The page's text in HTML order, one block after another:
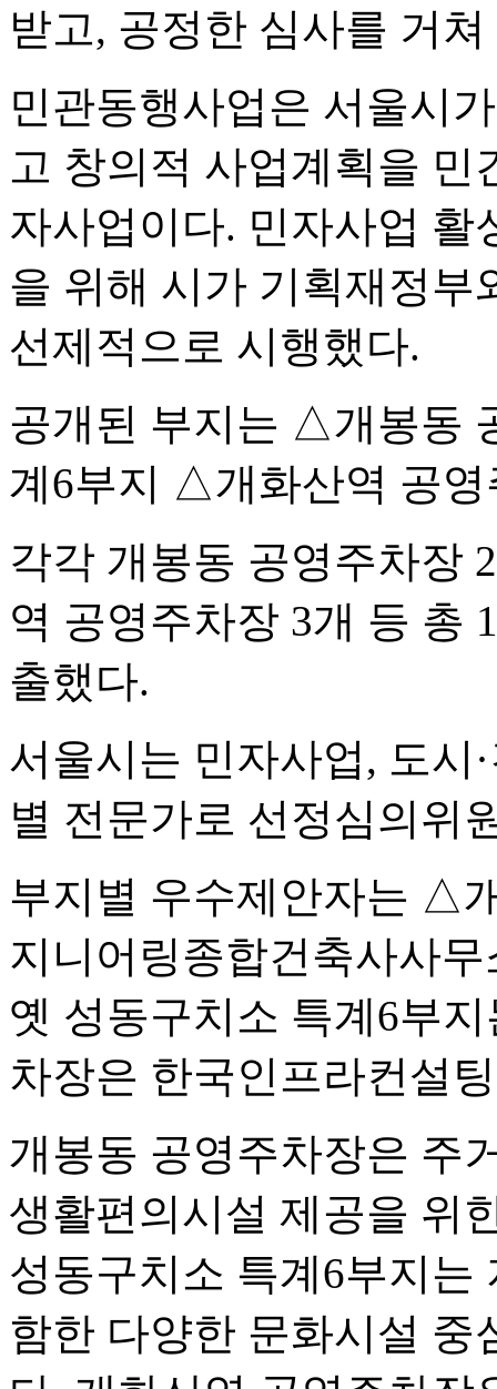
받고, 공정한 심사를 거
민관동행사업은 서울시
고 창의적 사업계획을
자사업이다. 민자사업 활
을 위해 시가 기획재정부
선제적으로 시행했다.
공개된 부지는 △개봉동
계6부지 △개화산역 공영
각각 개봉동 공영주차장
역 공영주차장 3개 등 총
출했다.
서울시는 민자사업, 도시
별 전문가로 선정심의위
부지별 우수제안자는 △
지니어링종합건축사사
옛 성동구치소 특계6부
차장은 한국인프라컨설
개봉동 공영주차장은 주
생활편의시설 제공을 위
성동구치소 특계6부지는
함한 다양한 문화시설 중